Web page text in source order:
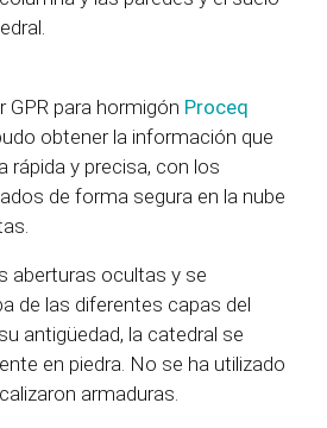
GPR para hormigón Proceq
obtener la información que
rápida y precisa, con los
de forma segura en la nube
aberturas ocultas y se
de las diferentes capas del
antigüedad, la catedral se
en piedra. No se ha utilizado
armaduras.